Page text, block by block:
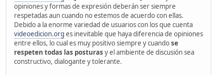
opiniones y formas de expresión deberán ser siempre
respetadas aun cuando no estemos de acuerdo con ellas.
Debido a la enorme variedad de usuarios con los que cuenta
videoedicion.org es inevitable que haya diferencia de opiniones
entre ellos, lo cual es muy positivo siempre y cuandose
respeten todas las posturas y el ambiente de discusión sea
constructivo, dialogante y tolerante.